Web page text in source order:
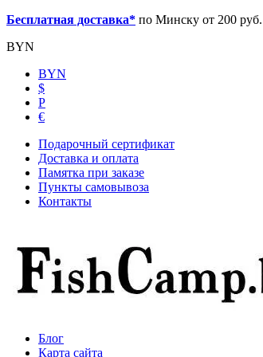
Бесплатная доставка* по Минску от 200 руб.
BYN
BYN
$
Р
€
Подарочный сертификат
Доставка и оплата
Памятка при заказе
Пункты самовывоза
Контакты
Блог
Карта сайта